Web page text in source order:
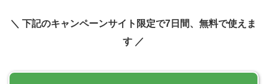
＼ 下記のキャンペーンサイト限定で7日間、無料で使えま
す ／